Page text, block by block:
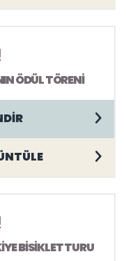
ÖDÜL TÖRENİ
BİSİKLET TURU